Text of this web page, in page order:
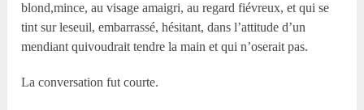
blond,mince, au visage amaigri, au regard fiévreux, et qui se
tint sur leseuil, embarrassé, hésitant, dans l’attitude d’un
mendiant quivoudrait tendre la main et qui n’oserait pas.
La conversation fut courte.